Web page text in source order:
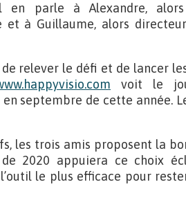
en parle à Alexandre,
et à Guillaume, alors
relever le défi et de lancer
voit le
septembre de cette année.
les trois amis proposent la
2020 appuiera ce choix
le plus efficace pour